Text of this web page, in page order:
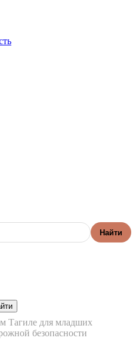
Найти
Тагиле для младших
безопасности